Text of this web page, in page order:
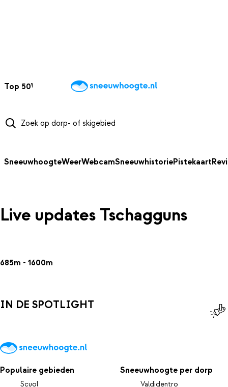
Top 50Webcams WintersportweerKaarten
SneeuwhoogteWeerWebcamSneeuwhistoriePistekaart
Live updates Tschagguns
685m - 1600m
IN DE SPOTLIGHT
Populaire gebieden
Scuol
Sneeuwhoogte per dorp
Valdidentro